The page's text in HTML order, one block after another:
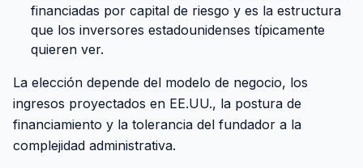
financiadas por capital de riesgo y es la estructura
que los inversores estadounidenses típicamente
quieren ver.
La elección depende del modelo de negocio, los
ingresos proyectados en EE.UU., la postura de
financiamiento y la tolerancia del fundador a la
complejidad administrativa.